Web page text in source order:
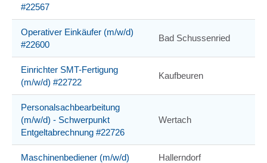
#22567
Operativer Einkäufer (m/w/d)
#22600
Bad Schussenried
Einrichter SMT-Fertigung
(m/w/d) #22722
Kaufbeuren
Personalsachbearbeitung
(m/w/d) - Schwerpunkt
Entgeltabrechnung #22726
Wertach
Maschinenbediener (m/w/d) Hallerndorf